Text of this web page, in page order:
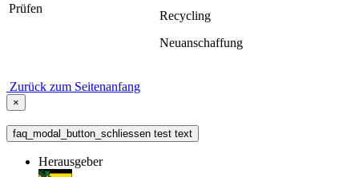
Prüfen
Recycling
Neuanschaffung
Zurück zum Seitenanfang
×
faq_modal_button_schliessen test text
Herausgeber